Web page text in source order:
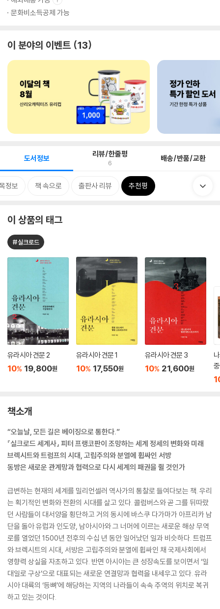
문화비소득공제 가능
이 분야의 이벤트 13
도서정보 리뷰/한줄평
6 배송/반품/교환
정보 책 속으로 출판사 리뷰 추천평
이 상품의 태그
#실크로드
유라시아 견문 2
10% 19,800원
유라시아 견문 1
10% 17,550원
유라시아 견문 3
10% 21,600원
책소개
“오늘날, 모든 길은 베이징으로 통한다.”
『실크로드 세계사』 피터 프랭코판이 조망하는 세계 정세의 변화와 미래
브렉시트와 트럼프의 시대, 고립주의와 분열에 휩싸인 서방
동방은 새로운 관계망과 협력으로 다시 세계의 패권을 쥘 것인가
급변하는 현재의 세계를 밀리언셀러 역사가의 통찰로 들여다보는 책. 우리
는 획기적인 변화와 전환의 시대를 살고 있다. 콜럼버스와 곧 그를 뒤따랐
던 사람들이 대서양을 횡단하고 거의 동시에 바스쿠 다가마가 아프리카 남
단을 돌아 유럽과 인도양, 남아시아와 그 너머에 이르는 새로운 해상 무역
로를 열었던 1500년 전후의 수십 년 동안 일어났던 일과 비슷하다. 트럼프
와 브렉시트의 시대, 서방은 고립주의와 분열에 휩싸인 채 국제사회에서
영향력 상실을 자초하고 있다. 반면 아시아는 큰 성장속도를 보이면서 ‘일
대일로 구상’으로 대표되는 새로운 연결망과 협력을 내세우고 있다. 유라
시아 대륙의 ‘등뼈’에 해당하는 지역의 나라들이 속속 주역의 위치로 복귀
하고 있는 것이다.